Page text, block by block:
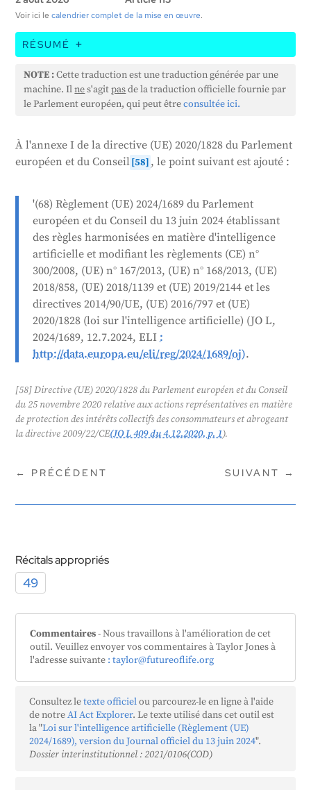
Voir ici lecalendrier complet de la mise en œuvre.
RÉSUMÉ
L'Union européenne a apporté une modification à
une directive à partir de 2020. Cette modification
ajoute un nouveau point à la directive, qui introduit
autres règlements et directives, dont la loi sur
l'intelligence artificielle. Tout cela fait partie des
l'intelligence artificielle et protéger les intérêts des
consommateurs.
Généré parCLaiRK, édité par nous.
NOTE :Cette traduction est une traduction générée par une
machine. Ilnes'agitpasde la traduction officielle fournie par
le Parlement européen, qui peut êtreconsultée ici.
À l'annexe I de la directive (UE) 2020/1828 du Parlement
européen et du Conseil[58] , le point suivant est ajouté :
'(68) Règlement (UE) 2024/1689 du Parlement
européen et du Conseil du 13 juin 2024 établissant
des règles harmonisées en matière d'intelligence
artificielle et modifiant les règlements (CE) n°
300/2008, (UE) n° 167/2013, (UE) n° 168/2013, (UE)
2018/858, (UE) 2018/1139 et (UE) 2019/2144 et les
directives 2014/90/UE, (UE) 2016/797 et (UE)
2020/1828 (loi sur l'intelligence artificielle) (JO L,
2024/1689, 12.7.2024, ELI:
http://data.europa.eu/eli/reg/2024/1689/oj).
[58] Directive (UE) 2020/1828 du Parlement européen et du Conseil
du 25 novembre 2020 relative aux actions représentatives en matière
de protection des intérêts collectifs des consommateurs et abrogeant
la directive 2009/22/CE(JO L 409 du 4.12.2020, p. 1).
← PRÉCÉDENT SUIVANT →
Récitals appropriés
49
Commentaires- Nous travaillons à l'amélioration de cet
outil. Veuillez envoyer vos commentaires à Taylor Jones à
l'adresse suivante : taylor@futureoflife.org
Consultez letexte officielou parcourez-le en ligne à l'aide
de notreAI Act Explorer. Le texte utilisé dans cet outil est
la "Loi sur l'intelligence artificielle (Règlement (UE)
2024/1689), version du Journal officiel du 13 juin 2024".
Dossier interinstitutionnel : 2021/0106(COD)